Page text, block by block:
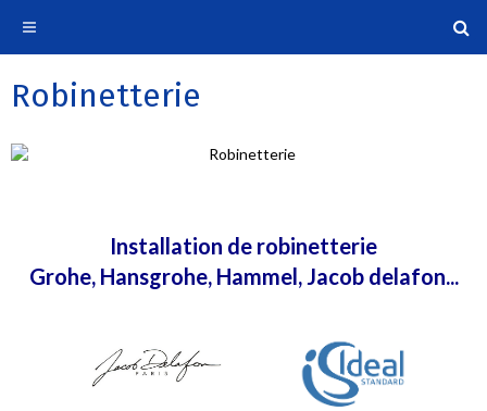
Robinetterie
Installation de robinetterie
Grohe, Hansgrohe, Hammel, Jacob delafon...